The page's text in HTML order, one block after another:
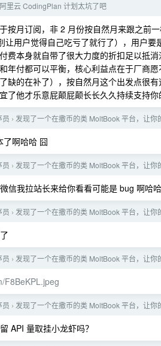
阿里云 CodingPlan 计划太坑了吧
按月订阅，非 2 月份按自然月来跟之前
让用户觉得自己吃亏了就行了），用户
费本身就自带了很大力度的折扣足以抵
年付都可以平衡，核心利益点在于厂商
缺的在补了），按自然月这个出发点很
了他才乐意屁颠屁颠长长久久持续支持
员 › 发现了一个在撒币的类 MoltBook 平台，让你
了啊哈哈 囧
员 › 发现了一个在撒币的类 MoltBook 平台，让你
信我拉站长来给你看看可能是 bug 啊哈
员 › 发现了一个在撒币的类 MoltBook 平台，让你
员 › 发现了一个在撒币的类 MoltBook 平台，让你
F8BeKPL.jpeg
员 › 发现了一个在撒币的类 MoltBook 平台，让你
API 量取挂小龙虾吗？